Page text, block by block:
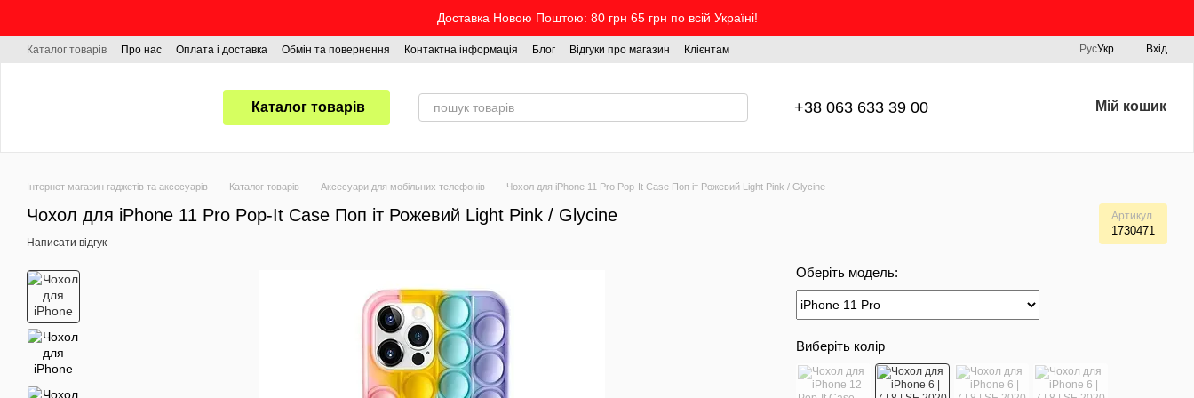
Доставка Новою Поштою: 80̶ ̶г̶р̶н̶ 65 грн по всій Україні!
Каталог товарів Про нас Оплата і доставка Обмін та повернення Контактна інформація Блог Відгуки про магазин Клієнтам РусУкр Вхід
Каталог товарів +38 063 633 39 00 Мій кошик
Інтернет магазин гаджетів та аксесуарів Каталог товарів Аксесуари для мобільних телефонів Чохол для iPhone 11 Pro Pop-It Case Поп іт Рожевий Light Pink / Glycine
Чохол для iPhone 11 Pro Pop-It Case Поп іт Рожевий Light Pink / Glycine Артикул
1730471
Написати відгук
Оберіть модель:
Виберіть колір